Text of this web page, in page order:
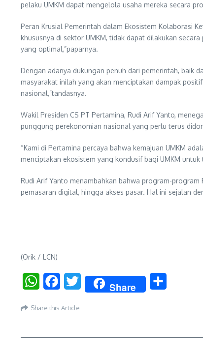
pelaku UMKM dapat mengelola usaha mereka secara
Peran Krusial Pemerintah dalam Ekosistem Kolaborasi
khususnya di sektor UMKM, tidak dapat dilakukan
yang optimal,”paparnya.
Dengan adanya dukungan penuh dari pemerintah, baik
masyarakat inilah yang akan menciptakan dampak
nasional,”tandasnya.
Wakil Presiden CS PT Pertamina, Rudi Arif Yanto,
punggung perekonomian nasional yang perlu terus
“Kami di Pertamina percaya bahwa kemajuan UMKM
menciptakan ekosistem yang kondusif bagi UMKM
Rudi Arif Yanto menambahkan bahwa program-
pemasaran digital, hingga akses pasar. Hal ini sejalan
(Orik / LCN)
WhatsAppFacebookTwitter Share
Share this Article